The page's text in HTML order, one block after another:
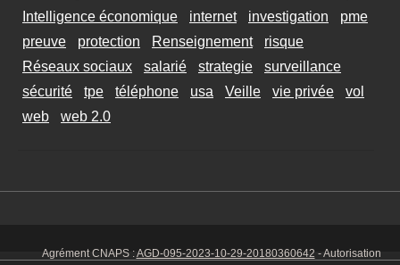
Intelligence économique
internet investigation
pme
preuve
protection Renseignement
risque
Réseaux sociaux
salarié strategie
surveillance
sécurité
tpe téléphone usa Veille vie privée
vol
web
web 2.0
Agrément CNAPS :AGD-095-2023-10-29-20180360642 - Autorisation